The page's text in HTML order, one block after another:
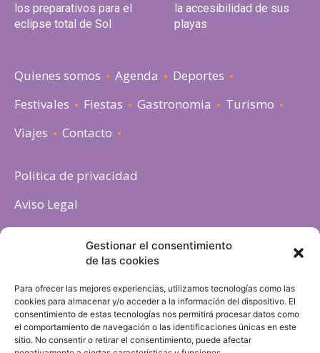
Gestionar el consentimiento
de las cookies
Para ofrecer las mejores experiencias, utilizamos tecnologías como las
cookies para almacenar y/o acceder a la información del dispositivo. El
consentimiento de estas tecnologías nos permitirá procesar datos como
el comportamiento de navegación o las identificaciones únicas en este
sitio. No consentir o retirar el consentimiento, puede afectar
los preparativos para el
eclipse total de Sol
la accesibilidad de sus
playas
Quienes somos Agenda
Deportes
Festivales
Fiestas Gastronomia
Turismo
Viajes
Contacto
Politica de privacidad
Aviso Legal
Política de cookies